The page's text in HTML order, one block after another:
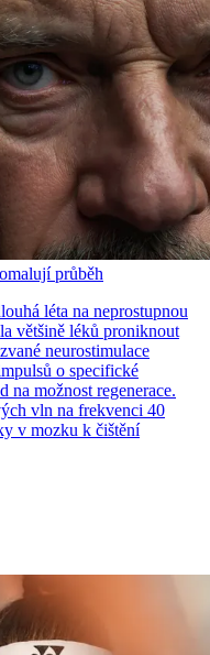
průběh
léta na neprostupnou
většině léků proniknout
neurostimulace
o specifické
na možnost regenerace.
vln na frekvenci 40
v mozku k čištění